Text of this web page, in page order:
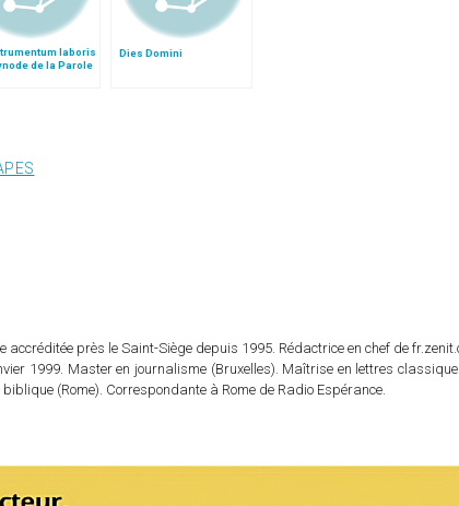
laboris
de la Parole
Dies Domini
près le Saint-Siège depuis 1995. Rédactrice en chef de
1999. Master en journalisme (Bruxelles). Maîtrise en lettres
(Rome). Correspondante à Rome de Radio Espérance.